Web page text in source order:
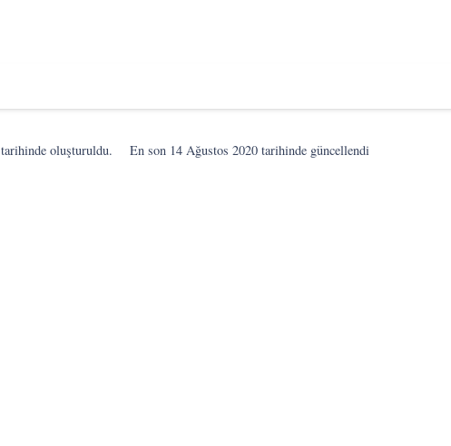
tarihinde oluşturuldu. En son 14 Ağustos 2020 tarihinde güncellendi